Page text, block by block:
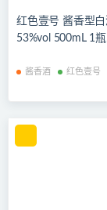
红色壹号 酱香型白
53%vol 500mL 1瓶
酱香酒 红色壹号